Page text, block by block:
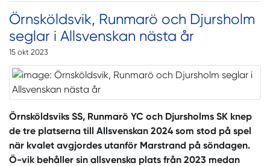
Örnsköldsvik, Runmarö och Djursholm
seglar i Allsvenskan nästa år
15 okt 2023
Örnsköldsviks SS, Runmarö YC och Djursholms SK knep
de tre platserna till Allsvenskan 2024 som stod på spel
när kvalet avgjordes utanför Marstrand på söndagen.
Ö-vik behåller sin allsvenska plats från 2023 medan